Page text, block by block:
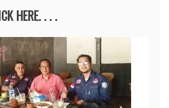
HERE. . . .